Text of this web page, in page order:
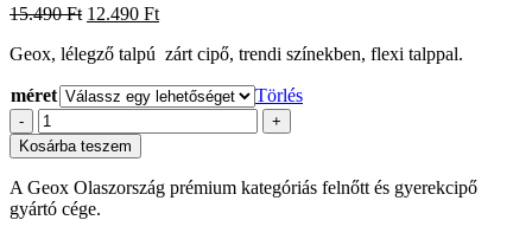
15.490Ft Original
was:
12.490 FtCurrent
is:
Geox, lélegző talpú zárt cipő, trendi színekben, flexi talppal.
méret Törlés
-
Geox,
fiú
átmeneti
cipő,
21,
+
Kosárba teszem
A Geox Olaszország prémium kategóriás felnőtt és gyerekcipő
gyártó cége.